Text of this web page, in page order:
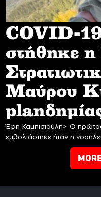
COVID-
στήθηκε
Mαύρου
Έφη Καμπισιούλη> Ο
εμβολιάστηκε ήταν η